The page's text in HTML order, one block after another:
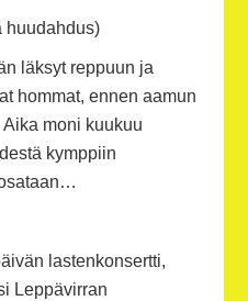
huudahdus)
läksyt reppuun ja
hommat, ennen aamun
moni kuukuu
kymppiin
lastenkonsertti,
Leppävirran